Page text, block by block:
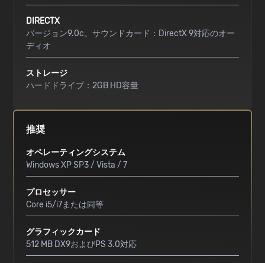
DIRECTX
バージョン9.0c。サウンドカード：DirectX 9対応のオー
ディオ
ストレージ
ハードドライブ：2GB HD容量
推奨
オペレーティングシステム
Windows XP SP3 / Vista / 7
プロセッサー
Core i5/i7または同等
グラフィックカード
512 MB DX9およびPS 3.0対応